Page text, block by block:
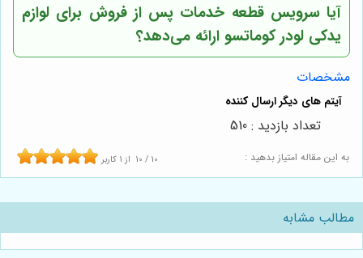
آیا سرویس قطعه خدمات پس از فروش برای لوازم
یدکی لودر کوماتسو ارائه می‌دهد؟
مشخصات
به این مقاله امتیاز بدهید : 10 / 10 از 1 کاربر
تعداد بازدید : 510
مطالب مشابه